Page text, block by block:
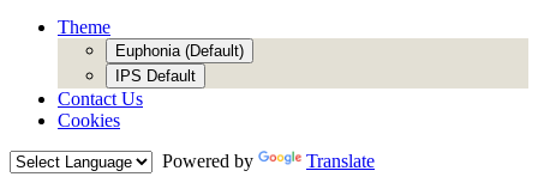
Theme
Euphonia (Default)
IPS Default
Contact Us
Cookies
Powered by
Translate